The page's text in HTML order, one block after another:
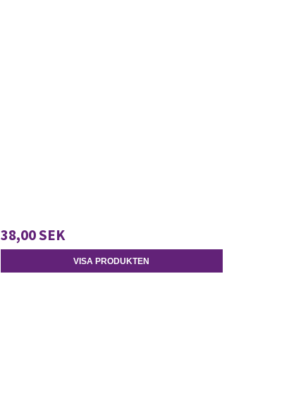
38,00 SEK
VISA PRODUKTEN